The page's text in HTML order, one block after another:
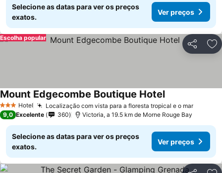
Selecione as datas para ver os preços
exatos.
Ver preços
Partilhar
Escolha popular
3 EstrelasHotel Localização com vista para a floresta tropical e o mar
Mount Edgecombe Boutique Hotel
9,0 Excelente 360 Victoria, a 19.5 km de Morne Rouge Bay
Selecione as datas para ver os preços
exatos.
Ver preços